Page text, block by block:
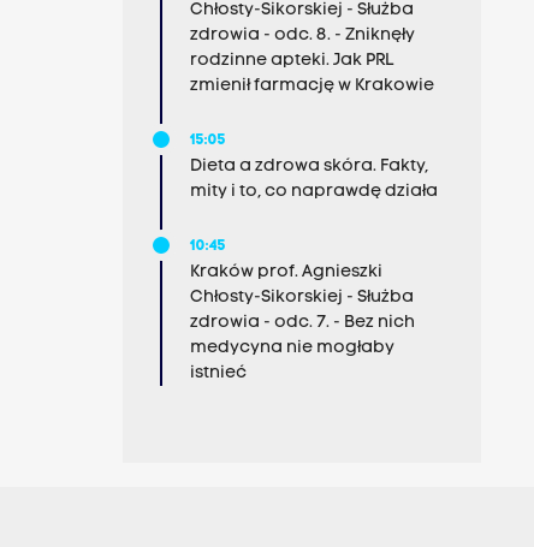
Chłosty-Sikorskiej - Służba
zdrowia - odc. 8. - Zniknęły
rodzinne apteki. Jak PRL
zmienił farmację w Krakowie
15:05
Dieta a zdrowa skóra. Fakty,
mity i to, co naprawdę działa
10:45
Kraków prof. Agnieszki
Chłosty-Sikorskiej - Służba
zdrowia - odc. 7. - Bez nich
medycyna nie mogłaby
istnieć